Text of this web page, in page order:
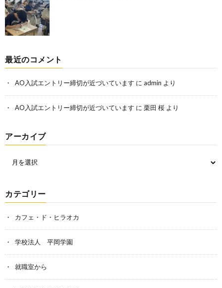
最近のコメント
AO入試エントリー締切が近づいています に admin より
AO入試エントリー締切が近づいています に 栗田 桜 より
アーカイブ
カテゴリー
カフェ・ド・ヒラオカ
学校法人 平岡学園
就職室から